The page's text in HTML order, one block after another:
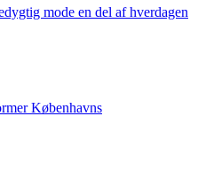
mode en del af hverdagen
Københavns